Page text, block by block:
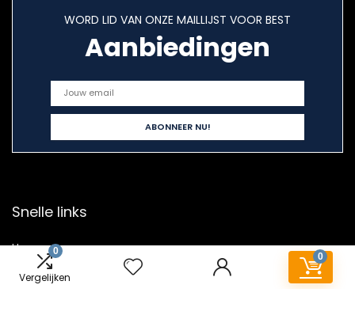
0
Vergelijken
0
WORD LID VAN ONZE MAILLIJST VOOR BEST
Aanbiedingen
Snelle links
Home
Alles winkelen